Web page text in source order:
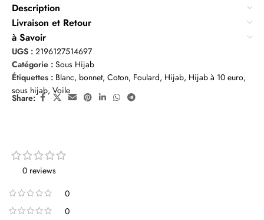
Description
Livraison et Retour
à Savoir
UGS : 2196127514697
Catégorie : Sous Hijab
Étiquettes : Blanc, bonnet, Coton, Foulard, Hijab, Hijab à 10 euro,
sous hijab, Voile
Share:
0 reviews
0
0